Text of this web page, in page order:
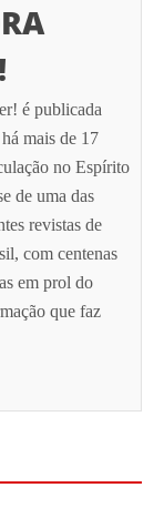
é publicada
mais de 17
no Espírito
de uma das
revistas de
com centenas
em prol do
que faz